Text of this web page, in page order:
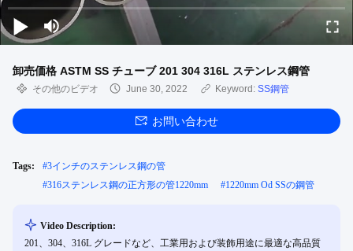
卸売価格 ASTM SS チューブ 201 304 316L ステンレス鋼管
その他のビデオ June 30, 2022 Keyword: SS鋼管
お問い合わせ
Tags: #3インチのステンレス鋼の管
#316ステンレス鋼の正方形の管1220mm #1220mm Od SSの鋼管
Video Description:
201、304、316L グレードなど、工業用および装飾用途に最適な高品質